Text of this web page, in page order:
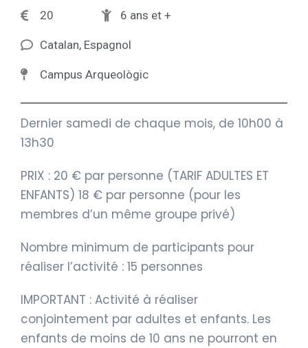
20 6 ans et +
Catalan, Espagnol
Campus Arqueològic
Dernier samedi de chaque mois, de 10h00 à
13h30
PRIX : 20 € par personne (TARIF ADULTES ET
ENFANTS) 18 € par personne (pour les
membres d’un même groupe privé)
Nombre minimum de participants pour
réaliser l’activité : 15 personnes
IMPORTANT : Activité à réaliser
conjointement par adultes et enfants. Les
enfants de moins de 10 ans ne pourront en